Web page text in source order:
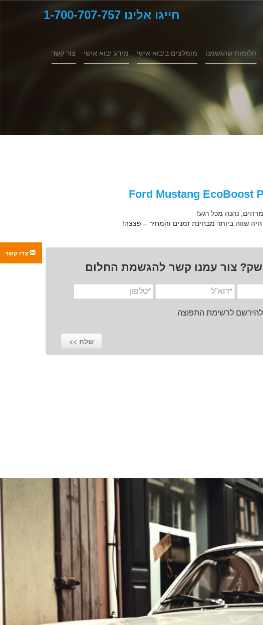
חייגו אלינו 1-700-707-757
חלומות שהגשמנו מומלצים ביבוא אישי מידע יבוא אישי צור קשר
נהנה מכל רגע!
שווה ביותר מבחינת זמנים והמחיר – פצצה!
צור עמנו קשר להגשמת החלום
להירשם לרשימת התפוצה
צרו קשר